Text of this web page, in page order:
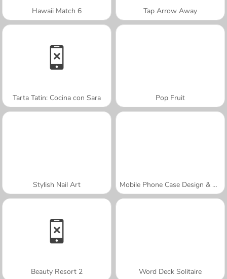
Hawaii Match 6 Tap Arrow Away
Tarta Tatin: Cocina con Sara Pop Fruit
Stylish Nail Art Mobile Phone Case Design & DIY
Beauty Resort 2 Word Deck Solitaire